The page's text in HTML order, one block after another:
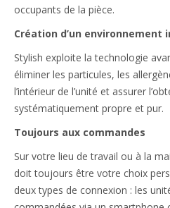
occupants de la pièce.
Création d’un environnement
Stylish exploite la technologie
éliminer les particules, les
l’intérieur de l’unité et assurer
systématiquement propre et pur.
Toujours aux commandes
Sur votre lieu de travail ou à la
doit toujours être votre choix
deux types de connexion : les